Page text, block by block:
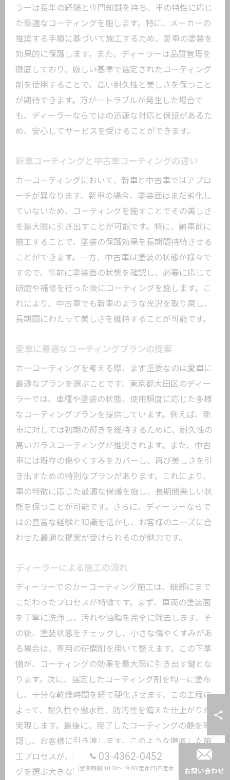
ラーは長年の経験と専門知識を持ち、車の特性に応じ
た最適なコーティングを施します。特に、メーカーの
推奨する手順に基づいて施工するため、愛車の塗装を
効果的に保護します。また、ディーラーは品質管理を
徹底しており、厳しい基準で選定されたコーティング
剤を使用することで、高い耐久性と美しさを保つこと
が期待できます。万が一トラブルが発生した場合で
も、ディーラーならではの迅速な対応と保証があるた
め、安心してサービスを受けることができます。
新車コーティングと中古車コーティングの違い
カーコーティングにおいて、新車と中古車ではアプロ
ーチが異なります。新車の場合、塗装面はまだ劣化し
ていないため、コーティングを施すことでその美しさ
を最大限に引き出すことが可能です。特に、納車前に
施工することで、塗装の保護効果を長期間持続させる
ことができます。一方、中古車は塗装の状態が様々で
すので、事前に塗装面の状態を確認し、必要に応じて
研磨や補修を行った後にコーティングを施します。こ
れにより、中古車でも新車のような光沢を取り戻し、
長期間にわたって美しさを維持することが可能です。
愛車に最適なコーティングプランの提案
カーコーティングを考える際、まず重要なのは愛車に
最適なプランを選ぶことです。東京都大田区のディー
ラーでは、車種や塗装の状態、使用頻度に応じた多様
なコーティングプランを提供しています。例えば、新
車に対しては初期の輝きを維持するために、耐久性の
高いガラスコーティングが推奨されます。また、中古
車には既存の傷やくすみをカバーし、再び美しさを引
き出すための特別なプランがあります。これにより、
車の特徴に応じた最適な保護を施し、長期間美しい状
態を保つことが可能です。さらに、ディーラーならで
はの豊富な経験と知識を活かし、お客様のニーズに合
わせた最適な提案が受けられるのが魅力です。
ディーラーによる施工の流れ
ディーラーでのカーコーティング施工は、細部にまで
こだわったプロセスが特徴です。まず、車両の塗装面
を丁寧に洗浄し、汚れや油脂を完全に除去します。そ
の後、塗装状態をチェックし、小さな傷やくすみがあ
る場合は、専用の研磨剤を用いて整えます。この下準
備が、コーティングの効果を最大限に引き出す鍵とな
ります。次に、選定したコーティング剤を均一に塗布
し、十分な乾燥時間を経て硬化させます。この工程に
よって、耐久性や撥水性、防汚性を備えた仕上がりが
実現します。最後に、完了したコーティングの艶を確
認し、お客様に引き渡します。このような徹底した施
工プロセスが、大田区のディーラーでカーコーティン
グを選ぶ大きな理由と言えるでしょう。
03-4362-0452
[営業時間]10:00～19:00[定休日]不定休 お問い合わせ